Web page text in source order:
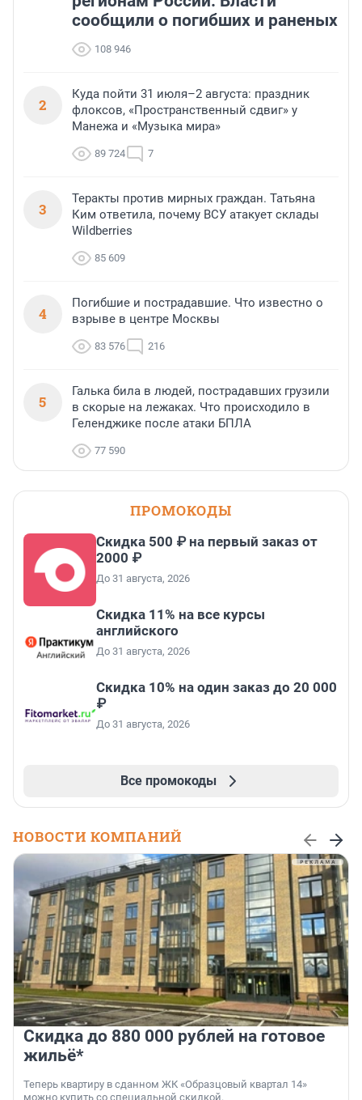
сообщили о погибших и раненых
108 946
2
Куда пойти 31 июля–2 августа: праздник
флоксов, «Пространственный сдвиг» у
Манежа и «Музыка мира»
89 724 7
3
Теракты против мирных граждан. Татьяна
Ким ответила, почему ВСУ атакует склады
Wildberries
85 609
4
Погибшие и пострадавшие. Что известно о
взрыве в центре Москвы
83 576 216
5
Галька била в людей, пострадавших грузили
в скорые на лежаках. Что происходило в
Геленджике после атаки БПЛА
77 590
ПРОМОКОДЫ
Скидка 500 ₽ на первый заказ от
2000 ₽
До 31 августа, 2026
Скидка 11% на все курсы
английского
До 31 августа, 2026
Скидка 10% на один заказ до 20 000
₽
До 31 августа, 2026
Все промокоды
НОВОСТИ КОМПАНИЙ
Скидка до 880 000 рублей на готовое
жильё*
Теперь квартиру в сданном ЖК «Образцовый квартал 14»
можно купить со специальной скидкой.